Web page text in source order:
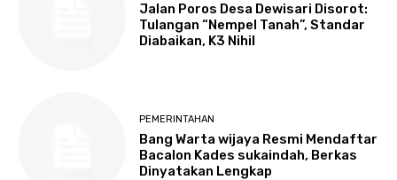
Jalan Poros Desa Dewisari Disorot:
Tulangan “Nempel Tanah”, Standar
Diabaikan, K3 Nihil
PEMERINTAHAN
Bang Warta wijaya Resmi Mendaftar
Bacalon Kades sukaindah, Berkas
Dinyatakan Lengkap